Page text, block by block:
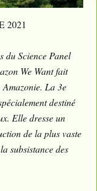
2021
du Science Panel
We Want fait
La 3e
destiné
Elle dresse un
de la plus vaste
subsistance des